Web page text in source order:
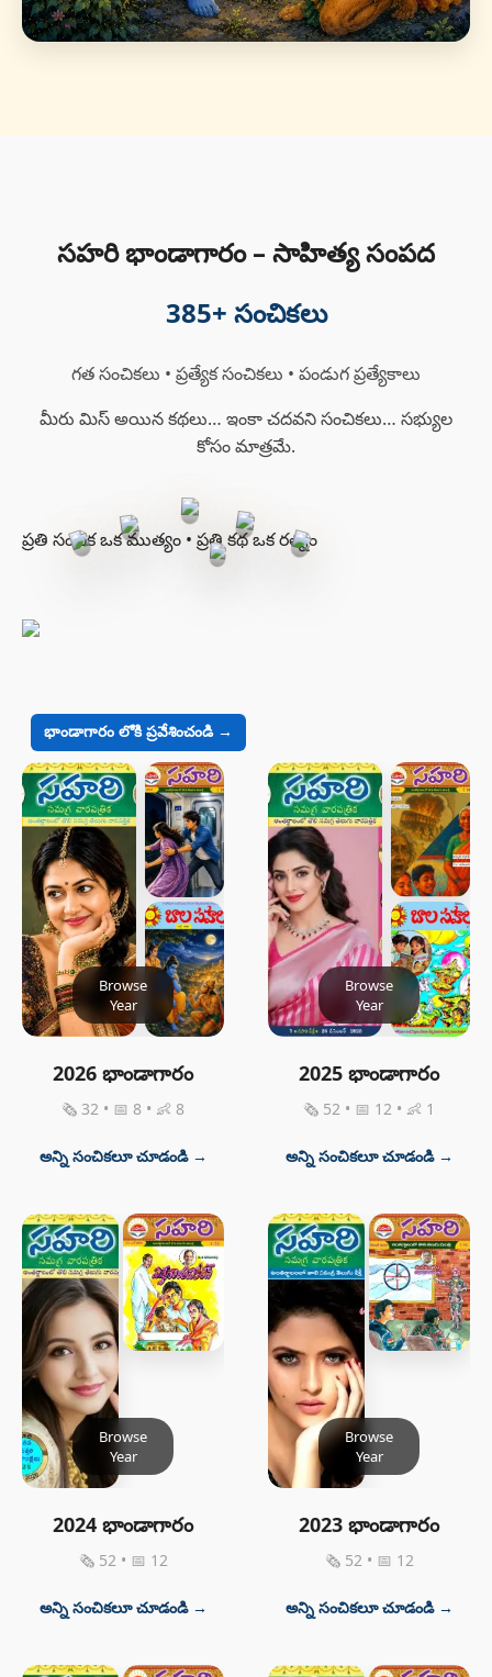
సహరి భాండాగారం – సాహిత్య సంపద
385+ సంచికలు
గత సంచికలు • ప్రత్యేక సంచికలు • పండుగ ప్రత్యేకాలు
మీరు మిస్ అయిన కథలు… ఇంకా చదవని సంచికలు… సభ్యుల
కోసం మాత్రమే.
ప్రతి సంచిక ఒక ముత్యం • ప్రతి కథ ఒక రత్నం
భాండాగారం లోకి ప్రవేశించండి →
Browse
Year
2026 భాండాగారం
🗞 32 • 📅 8 • 👶 8
అన్ని సంచికలూ చూడండి →
Browse
Year
2025 భాండాగారం
🗞 52 • 📅 12 • 👶 1
అన్ని సంచికలూ చూడండి →
Browse
Year
2024 భాండాగారం
🗞 52 • 📅 12
అన్ని సంచికలూ చూడండి →
Browse
Year
2023 భాండాగారం
🗞 52 • 📅 12
అన్ని సంచికలూ చూడండి →